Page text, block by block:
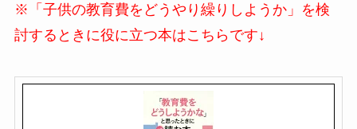
※「子供の教育費をどうやり繰りしようか」を検
討するときに役に立つ本はこちらです↓